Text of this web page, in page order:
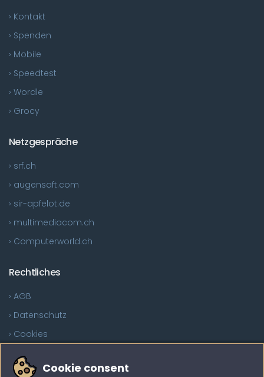
› Kontakt
› Spenden
› Mobile
› Speedtest
› Wordle
› Grocy
Netzgespräche
› srf.ch
› augensaft.com
› sir-apfelot.de
› multimediacom.ch
› Computerworld.ch
Rechtliches
› AGB
› Datenschutz
› Cookies
Sind Sie auf der Suche?
Cookie consent